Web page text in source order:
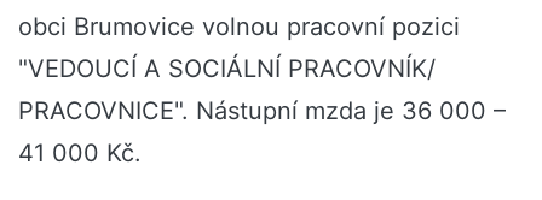
obci Brumovice volnou pracovní pozici
"VEDOUCÍ A SOCIÁLNÍ PRACOVNÍK/
PRACOVNICE". Nástupní mzda je 36 000 –
41 000 Kč.